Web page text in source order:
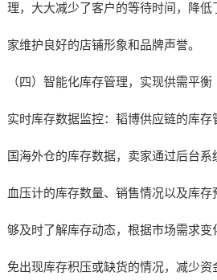
理，大大减少了客户的等待时间，降低
家维护良好的店铺形象和品牌声誉。
（四）智能化库存管理，实现供需平衡
实时库存数据监控：韬博供应链的库
国海外仓的库存数据，卖家通过后台
血压计的库存数量、销售情况以及库
够及时了解库存动态，根据市场需求
免出现库存积压或缺货的情况，减少